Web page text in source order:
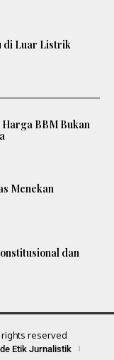
di Luar Listrik
BBM Bukan
Menekan
dan
reserved
Etik Jurnalistik